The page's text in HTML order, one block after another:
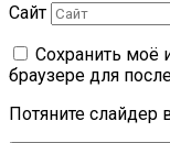
Сайт
Сохранить моё
браузере для
Потяните слайдер